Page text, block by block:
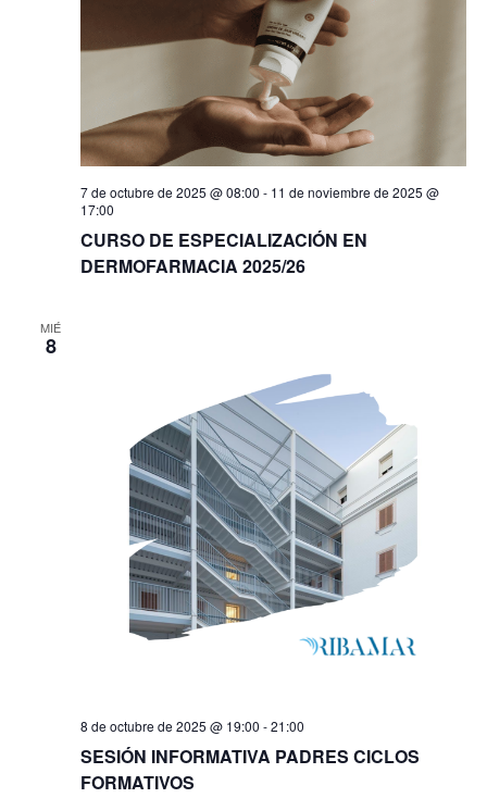
7 de octubre de 2025 @ 08:00 - 11 de noviembre de 2025 @
17:00
CURSO DE ESPECIALIZACIÓN EN
DERMOFARMACIA 2025/26
MIÉ
8
8 de octubre de 2025 @ 19:00 -21:00
SESIÓN INFORMATIVA PADRES CICLOS
FORMATIVOS